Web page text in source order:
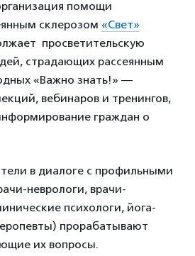
помощи
склерозом «Свет»
просветительскую
страдающих рассеянным
«Важно знать!» —
вебинаров и тренингов,
граждан о
в диалоге с профильными
неврологи, врачи-
психологи, йога-
прорабатывают
их вопросы.